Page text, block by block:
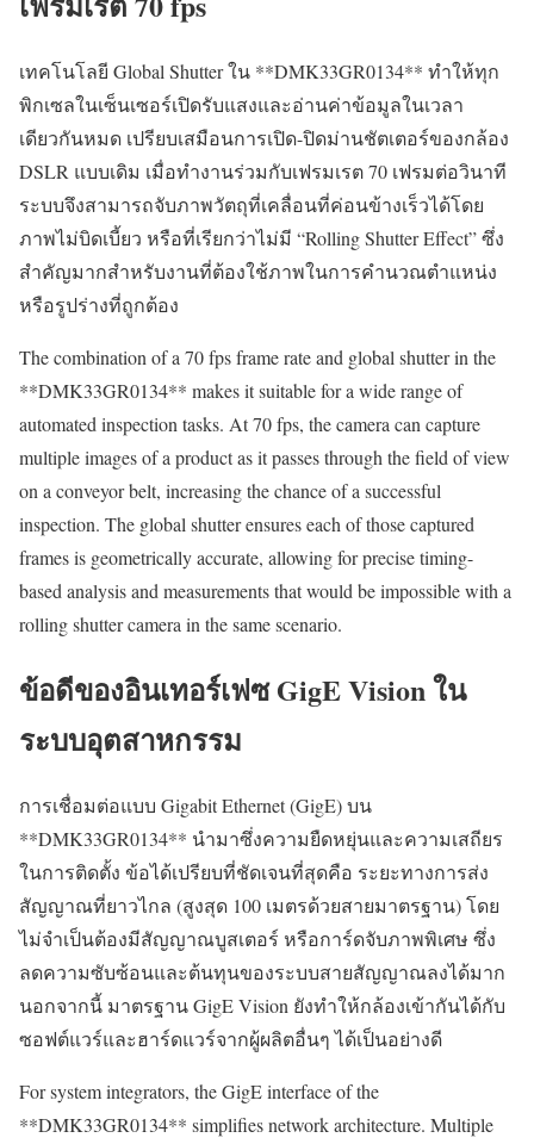
เทคโนโลยี Global Shutter ใน **DMK33GR0134** ทำให้ทุก
พิกเซลในเซ็นเซอร์เปิดรับแสงและอ่านค่าข้อมูลในเวลา
เดียวกันหมด เปรียบเสมือนการเปิด-ปิดม่านชัตเตอร์ของกล้อง
DSLR แบบเดิม เมื่อทำงานร่วมกับเฟรมเรต 70 เฟรมต่อวินาที
ระบบจึงสามารถจับภาพวัตถุที่เคลื่อนที่ค่อนข้างเร็วได้โดย
ภาพไม่บิดเบี้ยว หรือที่เรียกว่าไม่มี “Rolling Shutter Effect” ซึ่ง
สำคัญมากสำหรับงานที่ต้องใช้ภาพในการคำนวณตำแหน่ง
หรือรูปร่างที่ถูกต้อง
The combination of a 70 fps frame rate and global shutter in the
**DMK33GR0134** makes it suitable for a wide range of
automated inspection tasks. At 70 fps, the camera can capture
multiple images of a product as it passes through the field of view
on a conveyor belt, increasing the chance of a successful
inspection. The global shutter ensures each of those captured
frames is geometrically accurate, allowing for precise timing-
based analysis and measurements that would be impossible with a
rolling shutter camera in the same scenario.
ข้อดีของอินเทอร์เฟซ GigE Vision ใน
ระบบอุตสาหกรรม
การเชื่อมต่อแบบ Gigabit Ethernet (GigE) บน
**DMK33GR0134** นำมาซึ่งความยืดหยุ่นและความเสถียร
ในการติดตั้ง ข้อได้เปรียบที่ชัดเจนที่สุดคือ ระยะทางการส่ง
สัญญาณที่ยาวไกล (สูงสุด 100 เมตรด้วยสายมาตรฐาน) โดย
ไม่จำเป็นต้องมีสัญญาณบูสเตอร์ หรือการ์ดจับภาพพิเศษ ซึ่ง
ลดความซับซ้อนและต้นทุนของระบบสายสัญญาณลงได้มาก
นอกจากนี้ มาตรฐาน GigE Vision ยังทำให้กล้องเข้ากันได้กับ
ซอฟต์แวร์และฮาร์ดแวร์จากผู้ผลิตอื่นๆ ได้เป็นอย่างดี
For system integrators, the GigE interface of the
**DMK33GR0134** simplifies network architecture. Multiple